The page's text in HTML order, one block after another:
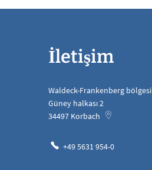
İletişim
Waldeck-Frankenberg bölgesi
Güney halkası 2
34497 Korbach
+49 5631 954-0